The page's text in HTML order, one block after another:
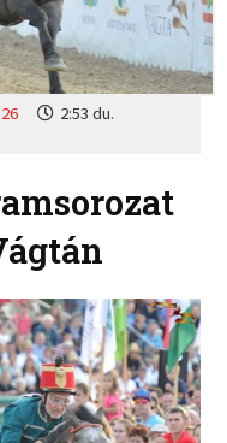
2:53 du.